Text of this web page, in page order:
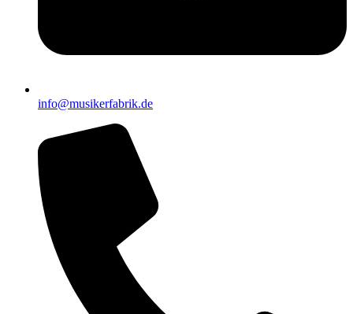
info@musikerfabrik.de